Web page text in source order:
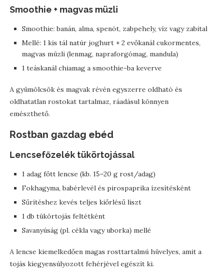
Smoothie + magvas müzli
Smoothie: banán, alma, spenót, zabpehely, víz vagy zabital
Mellé: 1 kis tál natúr joghurt + 2 evőkanál cukormentes,
magvas müzli (lenmag, napraforgómag, mandula)
1 teáskanál chiamag a smoothie-ba keverve
A gyümölcsök és magvak révén egyszerre oldható és
oldhatatlan rostokat tartalmaz, ráadásul könnyen
emészthető.
Rostban gazdag ebéd
Lencsefőzelék tükörtojással
1 adag főtt lencse (kb. 15–20 g rost/adag)
Fokhagyma, babérlevél és pirospaprika ízesítésként
Sűrítéshez kevés teljes kiőrlésű liszt
1 db tükörtojás feltétként
Savanyúság (pl. cékla vagy uborka) mellé
A lencse kiemelkedően magas rosttartalmú hüvelyes, amit a
tojás kiegyensúlyozott fehérjével egészít ki.